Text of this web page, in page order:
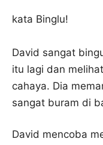
kata Binglu!
David sangat
itu lagi dan
cahaya. Dia
sangat buram di
David mencoba